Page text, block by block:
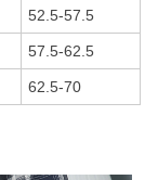
52.5-57.5
57.5-62.5
62.5-70